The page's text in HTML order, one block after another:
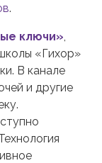
.
ключи»,
«Гихор»
В канале
и другие